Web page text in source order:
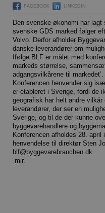
FACEBOOK LINKEDIN
Den svenske økonomi har
svenske GDS marked følger
Volvo. Derfor afholder
danske leverandører om
Ifølge BLF er målet med
markeds størrelse,
adgangsvilkårene til markedet’.
Konferencen henvender sig
er etableret i Sverige, fordi de
geografisk har helt andre vilkår
leverandører, der ser en
Sverige, og til de der kunne
byggevarehandlere og
Konferencen afholdes 28.
henvendelse til direktør Sten
blf@byggevarebranchen.dk.
-mir.